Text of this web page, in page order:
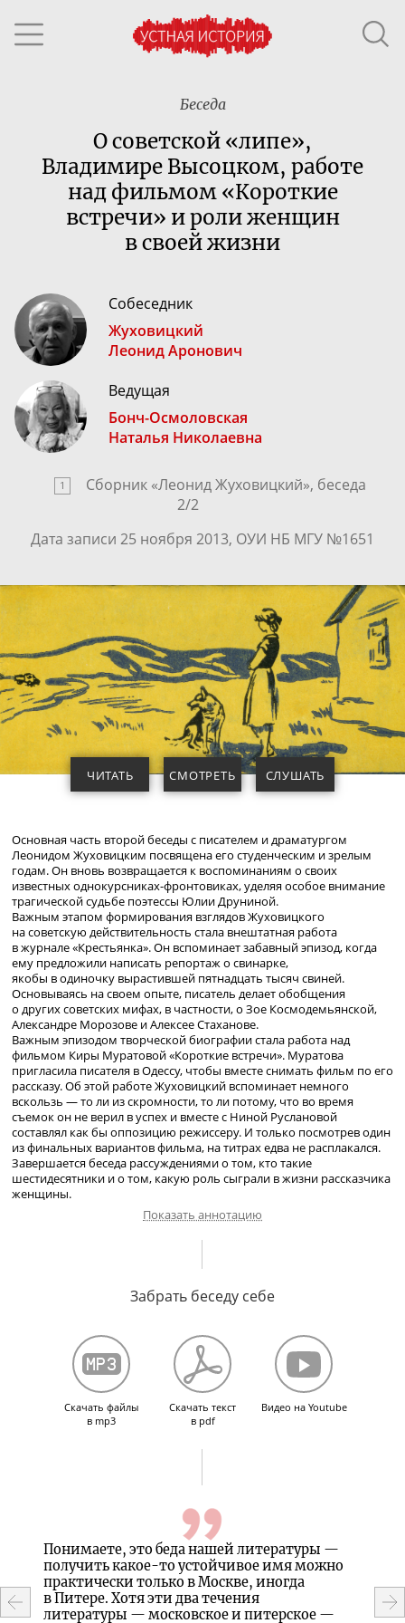
Беседа
О советской «липе»,
Владимире Высоцком, работе
над фильмом «Короткие
встречи» и роли женщин
в своей жизни
Собеседник
Жуховицкий
Леонид Аронович
Ведущая
Бонч-Осмоловская
Наталья Николаевна
1 Сборник «Леонид Жуховицкий», беседа
2/2
Дата записи 25 ноября 2013, ОУИ НБ МГУ №1651
ЧИТАТЬ СМОТРЕТЬ СЛУШАТЬ
Основная часть второй беседы с писателем и драматургом
Леонидом Жуховицким посвящена его студенческим и зрелым
годам. Он вновь возвращается к воспоминаниям о своих
известных однокурсниках-фронтовиках, уделяя особое внимание
трагической судьбе поэтессы Юлии Друниной.
Важным этапом формирования взглядов Жуховицкого
на советскую действительность стала внештатная работа
в журнале «Крестьянка». Он вспоминает забавный эпизод, когда
ему предложили написать репортаж о свинарке,
якобы в одиночку вырастившей пятнадцать тысяч свиней.
Основываясь на своем опыте, писатель делает обобщения
о других советских мифах, в частности, о Зое Космодемьянской,
Александре Морозове и Алексее Стаханове.
Важным эпизодом творческой биографии стала работа над
фильмом Киры Муратовой «Короткие встречи». Муратова
пригласила писателя в Одессу, чтобы вместе снимать фильм по его
рассказу. Об этой работе Жуховицкий вспоминает немного
вскользь — то ли из скромности, то ли потому, что во время
съемок он не верил в успех и вместе с Ниной Руслановой
составлял как бы оппозицию режиссеру. И только посмотрев один
из финальных вариантов фильма, на титрах едва не расплакался.
Завершается беседа рассуждениями о том, кто такие
шестидесятники и о том, какую роль сыграли в жизни рассказчика
женщины.
О советской «липе». О Юлии Друниной. Учеба в Литинституте.
О своем шестидесятничестве. Знакомство с В.Высоцким.
О шестидесятниках. Отношения с женщинами. Отношение
к религии. О будущем российского общества.
Показать аннотацию
Забрать беседу себе
Скачать файлы
в mp3
Скачать текст
в pdf
Видео на Youtube
Понимаете, это беда нашей литературы —
получить какое-то устойчивое имя можно
практически только в Москве, иногда
в Питере. Хотя эти два течения
литературы — московское и питерское —
И